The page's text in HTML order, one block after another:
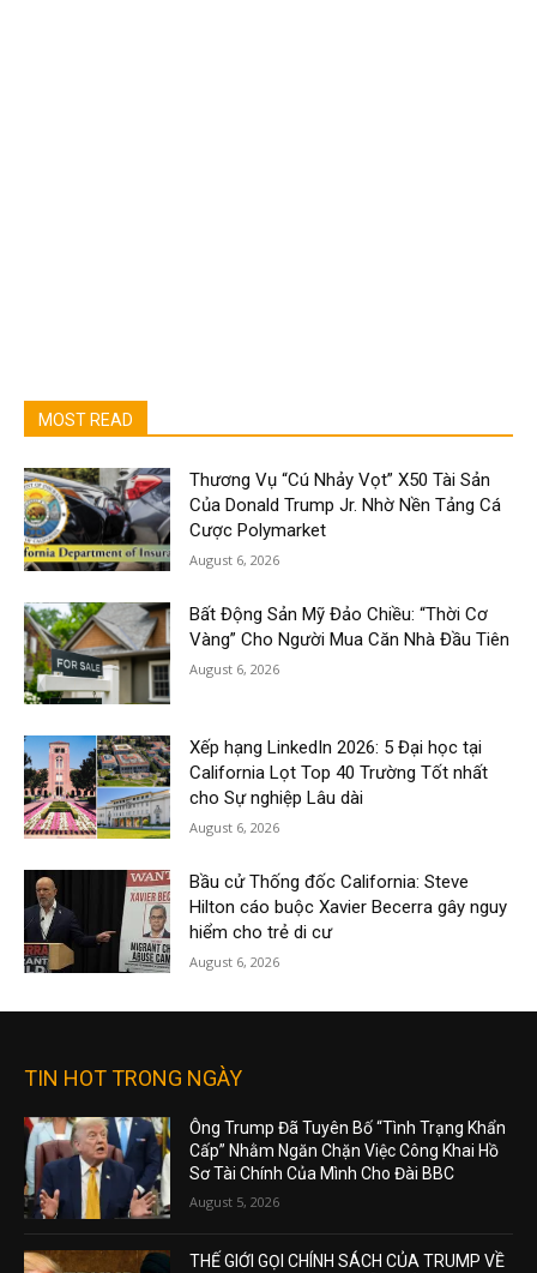
MOST READ
Thương Vụ “Cú Nhảy Vọt” X50 Tài Sản
Của Donald Trump Jr. Nhờ Nền Tảng Cá
Cược Polymarket
August 6, 2026
Bất Động Sản Mỹ Đảo Chiều: “Thời Cơ
Vàng” Cho Người Mua Căn Nhà Đầu Tiên
August 6, 2026
Xếp hạng LinkedIn 2026: 5 Đại học tại
California Lọt Top 40 Trường Tốt nhất
cho Sự nghiệp Lâu dài
August 6, 2026
Bầu cử Thống đốc California: Steve
Hilton cáo buộc Xavier Becerra gây nguy
hiểm cho trẻ di cư
August 6, 2026
TIN HOT TRONG NGÀY
Ông Trump Đã Tuyên Bố “Tình Trạng Khẩn
Cấp” Nhằm Ngăn Chặn Việc Công Khai Hồ
Sơ Tài Chính Của Mình Cho Đài BBC
August 5, 2026
THẾ GIỚI GỌI CHÍNH SÁCH CỦA TRUMP VỀ